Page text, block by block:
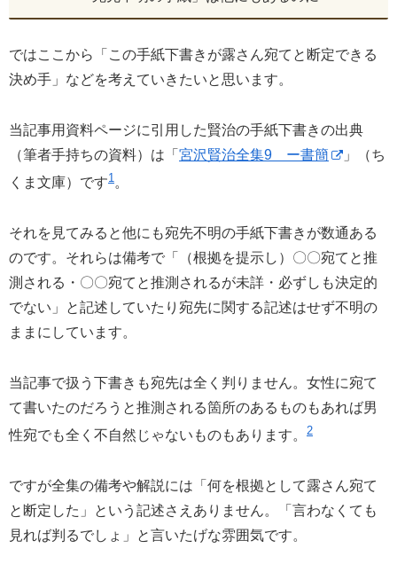
ではここから「この手紙下書きが露さん宛てと断定できる
決め手」などを考えていきたいと思います。
当記事用資料ページに引用した賢治の手紙下書きの出典
（筆者手持ちの資料）は「 宮沢賢治全集9 ー書簡
」（ち
くま文庫）です1 。
それを見てみると他にも宛先不明の手紙下書きが数通ある
のです。それらは備考で「（根拠を提示し）〇〇宛てと推
測される・〇〇宛てと推測されるが未詳・必ずしも決定的
でない」と記述していたり宛先に関する記述はせず不明の
ままにしています。
当記事で扱う下書きも宛先は全く判りません。女性に宛て
て書いたのだろうと推測される箇所のあるものもあれば男
性宛でも全く不自然じゃないものもあります。
2
ですが全集の備考や解説には「何を根拠として露さん宛て
と断定した」という記述さえありません。「言わなくても
見れば判るでしょ」と言いたげな雰囲気です。